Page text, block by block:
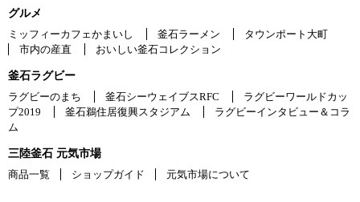
グルメ
ミッフィーカフェかまいし
釜石ラーメン
タウンポート大町
市内の産直
おいしい釜石コレクション
釜石ラグビー
ラグビーのまち
釜石シーウェイブスRFC
ラグビーワールドカッ
プ2019
釜石鵜住居復興スタジアム
ラグビーインタビュー＆コラ
ム
三陸釜石 元気市場
商品一覧
ショップガイド 元気市場について